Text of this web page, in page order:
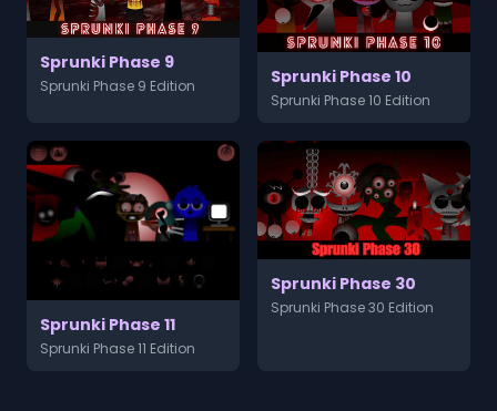
Sprunki Phase 9
Sprunki Phase 9 Edition Sprunki Phase 10
Sprunki Phase 10 Edition
Sprunki Phase 11
Sprunki Phase 11 Edition
Sprunki Phase 30
Sprunki Phase 30 Edition